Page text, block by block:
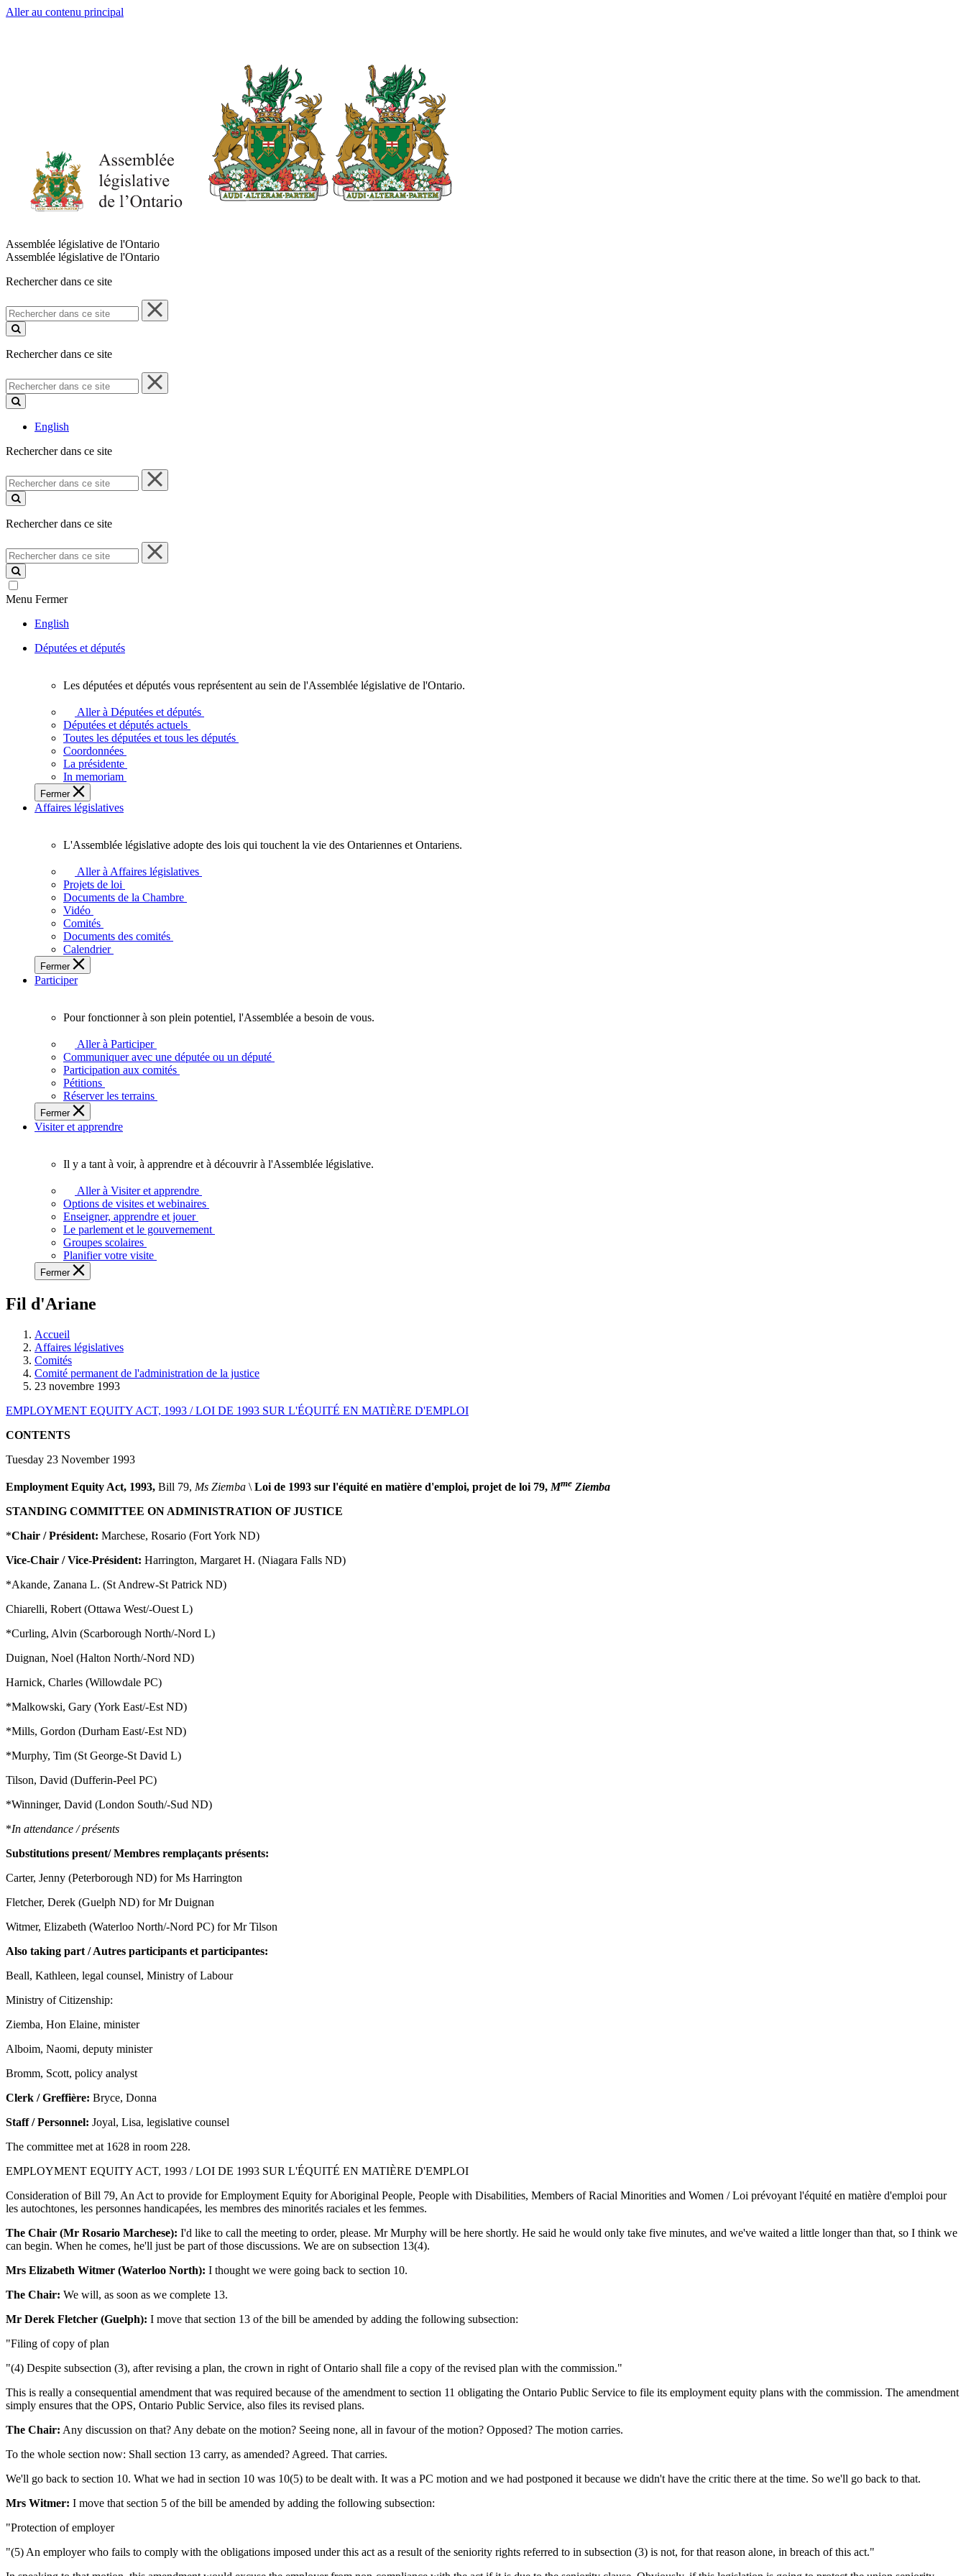
Aller au contenu principal
Assemblée législative de l'Ontario
Assemblée législative de l'Ontario
Rechercher dans ce site
Rechercher
dans
ce
Rechercher dans ce site
Rechercher
dans
ce
English
Rechercher dans ce site
Rechercher
dans
ce
Rechercher dans ce site
Rechercher
dans
ce
site
Menu Fermer
English
Députées et députés
députées
députés
vous
représentent
sein
de
l'Assemblée
l'Ontario.
Les députées et députés vous représentent au sein de l'Assemblée législative de l'Ontario.
Aller à Députées et députés
Députées et députés actuels
Toutes les députées et tous les députés
Coordonnées
La présidente
In memoriam
Fermer
Affaires législatives
législative
adopte
touchent
vie
des
Ontariennes
Ontariens.
L'Assemblée législative adopte des lois qui touchent la vie des Ontariennes et Ontariens.
Aller à Affaires législatives
Projets de loi
Documents de la Chambre
Vidéo
Comités
Documents des comités
Calendrier
Fermer
Participer
fonctionner
plein
potentiel,
l'Assemblée
a
besoin
Pour fonctionner à son plein potentiel, l'Assemblée a besoin de vous.
Aller à Participer
Communiquer avec une députée ou un député
Participation aux comités
Pétitions
Réserver les terrains
Fermer
Visiter et apprendre
voir,
apprendre
et
découvrir
l'Assemblée
législative.
Il y a tant à voir, à apprendre et à découvrir à l'Assemblée législative.
Aller à Visiter et apprendre
Options de visites et webinaires
Enseigner, apprendre et jouer
Le parlement et le gouvernement
Groupes scolaires
Planifier votre visite
Fermer
Fil d'Ariane
Accueil
Affaires législatives
Comités
Comité permanent de l'administration de la justice
23 novembre 1993
EMPLOYMENT EQUITY ACT, 1993 / LOI DE 1993 SUR L'ÉQUITÉ EN MATIÈRE D'EMPLOI
CONTENTS
Tuesday 23 November 1993
Employment Equity Act, 1993, Bill 79, Ms Ziemba \ Loi de 1993 sur l'équité en matière d'emploi, projet de loi 79, Mme Ziemba
STANDING COMMITTEE ON ADMINISTRATION OF JUSTICE
*Chair / Président: Marchese, Rosario (Fort York ND)
Vice-Chair / Vice-Président: Harrington, Margaret H. (Niagara Falls ND)
*Akande, Zanana L. (St Andrew-St Patrick ND)
Chiarelli, Robert (Ottawa West/-Ouest L)
*Curling, Alvin (Scarborough North/-Nord L)
Duignan, Noel (Halton North/-Nord ND)
Harnick, Charles (Willowdale PC)
*Malkowski, Gary (York East/-Est ND)
*Mills, Gordon (Durham East/-Est ND)
*Murphy, Tim (St George-St David L)
Tilson, David (Dufferin-Peel PC)
*Winninger, David (London South/-Sud ND)
*In attendance / présents
Substitutions present/ Membres remplaçants présents:
Carter, Jenny (Peterborough ND) for Ms Harrington
Fletcher, Derek (Guelph ND) for Mr Duignan
Witmer, Elizabeth (Waterloo North/-Nord PC) for Mr Tilson
Also taking part / Autres participants et participantes:
Beall, Kathleen, legal counsel, Ministry of Labour
Ministry of Citizenship:
Ziemba, Hon Elaine, minister
Alboim, Naomi, deputy minister
Bromm, Scott, policy analyst
Clerk / Greffière: Bryce, Donna
Staff / Personnel: Joyal, Lisa, legislative counsel
The committee met at 1628 in room 228.
EMPLOYMENT EQUITY ACT, 1993 / LOI DE 1993 SUR L'ÉQUITÉ EN MATIÈRE D'EMPLOI
Consideration of Bill 79, An Act to provide for Employment Equity for Aboriginal People, People with Disabilities, Members of Racial Minorities and Women / Loi prévoyant l'équité en matière d'emploi pour
les autochtones, les personnes handicapées, les membres des minorités raciales et les femmes.
The Chair (Mr Rosario Marchese): I'd like to call the meeting to order, please. Mr Murphy will be here shortly. He said he would only take five minutes, and we've waited a little longer than that, so I think we
can begin. When he comes, he'll just be part of those discussions. We are on subsection 13(4).
Mrs Elizabeth Witmer (Waterloo North): I thought we were going back to section 10.
The Chair: We will, as soon as we complete 13.
Mr Derek Fletcher (Guelph): I move that section 13 of the bill be amended by adding the following subsection:
"Filing of copy of plan
"(4) Despite subsection (3), after revising a plan, the crown in right of Ontario shall file a copy of the revised plan with the commission."
This is really a consequential amendment that was required because of the amendment to section 11 obligating the Ontario Public Service to file its employment equity plans with the commission. The amendment
simply ensures that the OPS, Ontario Public Service, also files its revised plans.
The Chair: Any discussion on that? Any debate on the motion? Seeing none, all in favour of the motion? Opposed? The motion carries.
To the whole section now: Shall section 13 carry, as amended? Agreed. That carries.
We'll go back to section 10. What we had in section 10 was 10(5) to be dealt with. It was a PC motion and we had postponed it because we didn't have the critic there at the time. So we'll go back to that.
Mrs Witmer: I move that section 5 of the bill be amended by adding the following subsection:
"Protection of employer
"(5) An employer who fails to comply with the obligations imposed under this act as a result of the seniority rights referred to in subsection (3) is not, for that reason alone, in breach of this act."